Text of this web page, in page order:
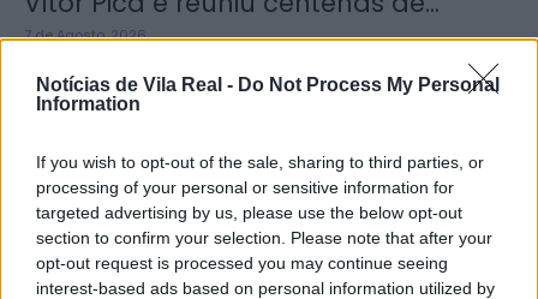
Notícias de Vila Real - Do Not Process My Personal
Information
If you wish to opt-out of the sale, sharing to third parties, or
processing of your personal or sensitive information for
targeted advertising by us, please use the below opt-out
section to confirm your selection. Please note that after your
opt-out request is processed you may continue seeing
interest-based ads based on personal information utilized by
7 de Agosto, 2026
Jovem ferida em despiste na
freguesia de Nogueira e Ermida
7 de Agosto, 2026